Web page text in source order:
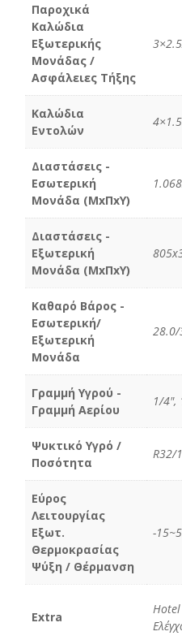
Παροχικά
Καλώδια
Εξωτερικής
Μονάδας /
Ασφάλειες Τήξης
Καλώδια
Εντολών
Διαστάσεις -
Εσωτερική
Μονάδα (ΜxΠxΥ)
Διαστάσεις -
Εξωτερική
Μονάδα (ΜxΠxΥ)
Καθαρό Βάρος -
Εσωτερική/
Εξωτερική
Μονάδα
28.0/
Γραμμή Υγρού -
Γραμμή Αερίου
1/4",
Ψυκτικό Υγρό /
Ποσότητα
R32/
Εύρος
Λειτουργίας
Εξωτ.
Θερμοκρασίας
Ψύξη / Θέρμανση
-
Extra
Hotel